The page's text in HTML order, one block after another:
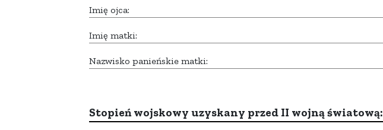
Imię ojca:
Imię matki:
Nazwisko panieńskie matki:
Stopień wojskowy uzyskany przed II wojną światową: